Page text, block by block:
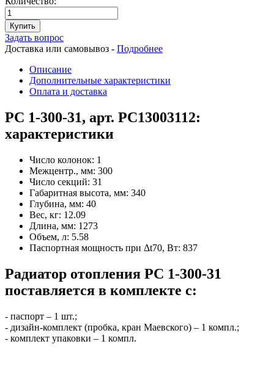
Купить
Задать вопрос
Доставка или самовывоз - Подробнее
Описание
Дополнительные характеристики
Оплата и доставка
РС 1-300-31, арт. РС13003112:
характеристики
Число колонок: 1
Межцентр., мм: 300
Число секций: 31
Габаритная высота, мм: 340
Глубина, мм: 40
Вес, кг: 12.09
Длина, мм: 1273
Объем, л: 5.58
Паспортная мощность при Δt70, Вт: 837
Радиатор отопления РС 1-300-31
поставляется в комплекте с:
- паспорт – 1 шт.;
- дизайн-комплект (пробка, кран Маевского) – 1 компл.;
- комплект упаковки – 1 компл.